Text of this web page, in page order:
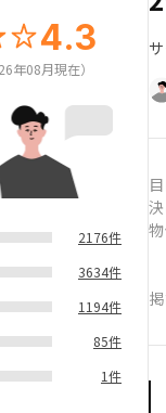
4.3
年08月現在）
2176件
3634件
1194件
85件
1件